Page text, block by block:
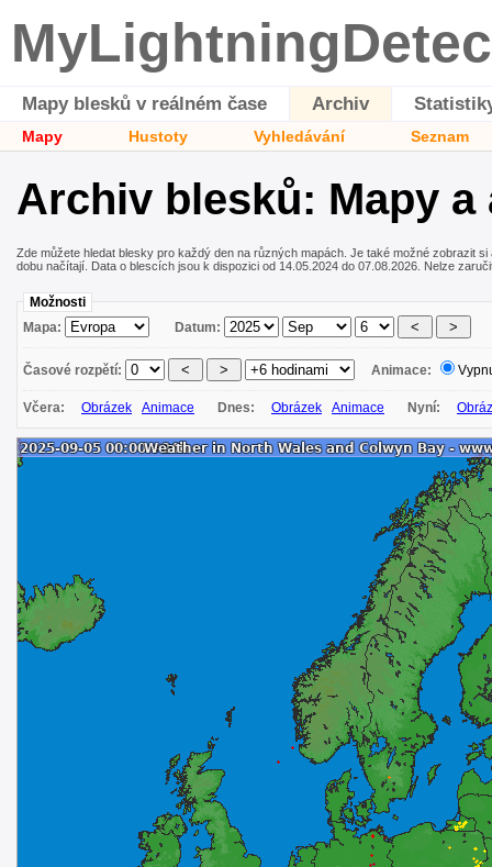
Mapy blesků v reálném čase Archiv
Mapy Hustoty Vyhledávání Seznam
Archiv blesků: Mapy a
Zde můžete hledat blesky pro každý den na různých mapách. Je také možné zobrazit
dobu načítají. Data o blescích jsou k dispozici od 14.05.2024 do 07.08.2026. Nelze
Možnosti
Mapa:
Datum:
Časové rozpětí: Animace:
Včera: Obrázek Animace Dnes: Obrázek Animace Nyní: